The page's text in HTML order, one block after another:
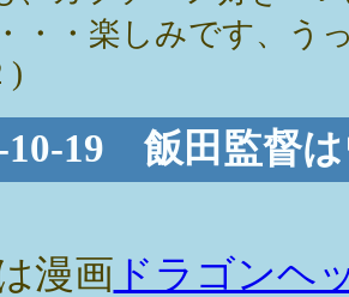
・・楽しみです、う
)
10-19 飯田監督
漫画 ドラゴンヘ